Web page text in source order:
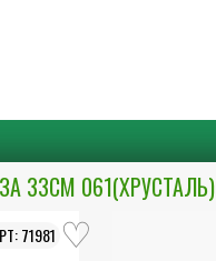
33СМ 061(ХРУСТАЛЬ)
71981